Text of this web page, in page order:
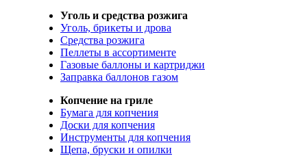
Уголь и средства розжига
Уголь, брикеты и дрова
Средства розжига
Пеллеты в ассортименте
Газовые баллоны и картриджи
Заправка баллонов газом
Копчение на гриле
Бумага для копчения
Доски для копчения
Инструменты для копчения
Щепа, бруски и опилки